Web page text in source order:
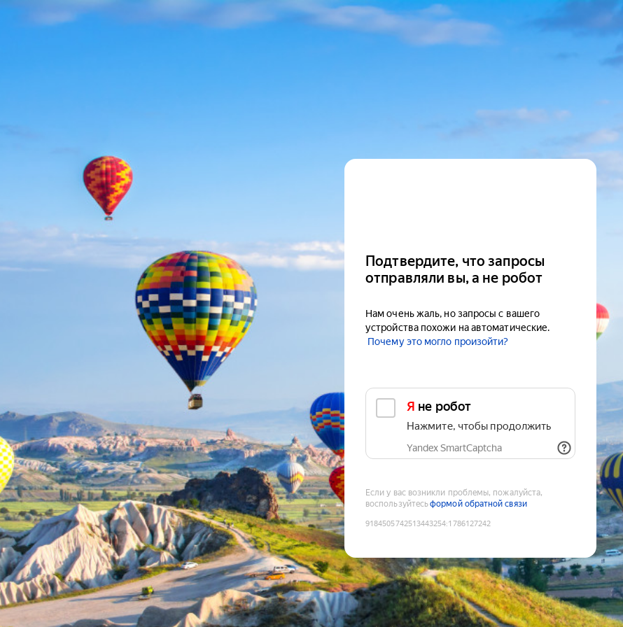
Подтвердите, что запросы
отправляли вы, а не робот
Нам очень жаль, но запросы с вашего
устройства похожи на автоматические.
Почему это могло произойти?
Я не робот
Нажмите, чтобы продолжить
Yandex SmartCaptcha
Если у вас возникли проблемы, пожалуйста,
воспользуйтесьформой обратной связи
9184505742513443254:1786127242